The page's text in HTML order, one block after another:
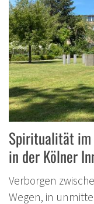
Spiritualität im
in der Kölner
Verborgen
Wegen, in